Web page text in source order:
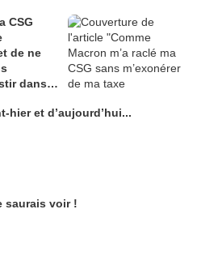
CSG
de ne
dans
hier et d’aujourd’hui...
saurais voir !